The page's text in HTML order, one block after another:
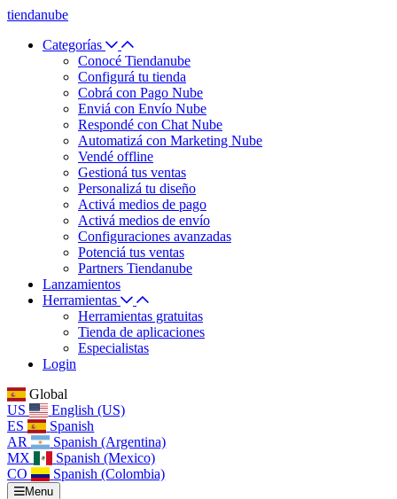
tiendanube
Categorías
Conocé Tiendanube
Configurá tu tienda
Cobrá con Pago Nube
Enviá con Envío Nube
Respondé con Chat Nube
Automatizá con Marketing Nube
Vendé offline
Gestioná tus ventas
Personalizá tu diseño
Activá medios de pago
Activá medios de envío
Configuraciones avanzadas
Potenciá tus ventas
Partners Tiendanube
Lanzamientos
Herramientas
Herramientas gratuitas
Tienda de aplicaciones
Especialistas
Login
Global
US
English (US)
ES
Spanish
AR
Spanish (Argentina)
MX
Spanish (Mexico)
CO
Spanish (Colombia)
Menu